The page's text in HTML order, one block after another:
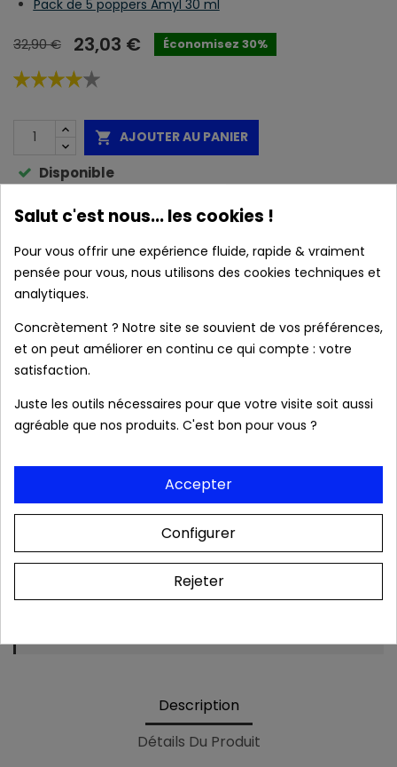
Pack de 5 poppers Amyl 30 ml
32,90 € 23,03 € Économisez 30%
 AJOUTER AU PANIER
Disponible
local_shippingLivraison prévue à partir du 11/08/2026 en
Produits authentiques au meilleur prix
Livraison rapide 24/48h
Frais de port OFFERTS dès 39 € (France
Colis & relevé bancaire neutres. Aucune mention
Description
Détails Du Produit
Salut c'est nous... les cookies !
Pour vous offrir une expérience fluide, rapide & vraiment
pensée pour vous, nous utilisons des cookies techniques et
analytiques.
Concrètement ? Notre site se souvient de vos préférences,
et on peut améliorer en continu ce qui compte : votre
satisfaction.
Juste les outils nécessaires pour que votre visite soit aussi
agréable que nos produits. C'est bon pour vous ?
Accepter
Configurer
Rejeter